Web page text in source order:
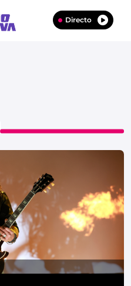
Directo